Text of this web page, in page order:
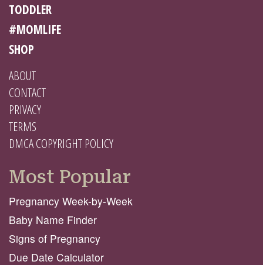
TODDLER
#MOMLIFE
SHOP
ABOUT
CONTACT
PRIVACY
TERMS
DMCA COPYRIGHT POLICY
Most Popular
Pregnancy Week-by-Week
Baby Name Finder
Signs of Pregnancy
Due Date Calculator